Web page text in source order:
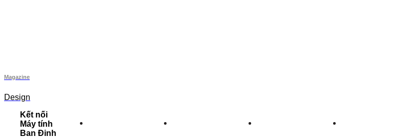
Magazine
Design
Kết nối
Máy tính
Ban Đinh